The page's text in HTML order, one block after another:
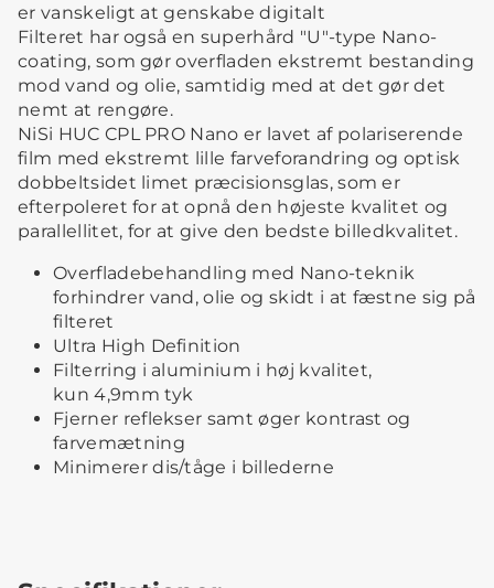
er vanskeligt at genskabe digitalt
Filteret har også en superhård "U"-type Nano-
coating, som gør overfladen ekstremt bestanding
mod vand og olie, samtidig med at det gør det
nemt at rengøre.
NiSi HUC CPL PRO Nano er lavet af polariserende
film med ekstremt lille farveforandring og optisk
dobbeltsidet limet præcisionsglas, som er
efterpoleret for at opnå den højeste kvalitet og
parallellitet, for at give den bedste billedkvalitet.
Overfladebehandling med Nano-teknik
forhindrer vand, olie og skidt i at fæstne sig på
filteret
Ultra High Definition
Filterring i aluminium i høj kvalitet,
kun 4,9mm tyk
Fjerner reflekser samt øger kontrast og
farvemætning
Minimerer dis/tåge i billederne